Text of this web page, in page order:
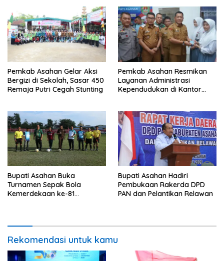
Pemkab Asahan Gelar Aksi
Bergizi di Sekolah, Sasar 450
Remaja Putri Cegah Stunting
Pemkab Asahan Resmikan
Layanan Administrasi
Kependudukan di Kantor
Bupati Asahan Buka
Turnamen Sepak Bola
Kemerdekaan ke-81
Bupati Asahan Hadiri
Pembukaan Rakerda DPD
PAN dan Pelantikan Relawan
Rekomendasi untuk kamu